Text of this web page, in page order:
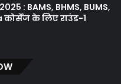
: BAMS, BHMS, BUMS,
के लिए राउंड-1